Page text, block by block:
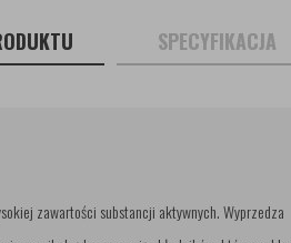
SPECYFIKACJA
zawartości substancji aktywnych. Wyprzedza